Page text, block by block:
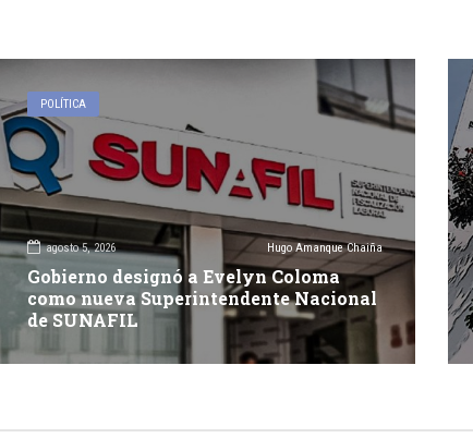
POLÍTICA
agosto 5, 2026 Hugo Amanque Chaiña
Gobierno designó a Evelyn Coloma
como nueva Superintendente Nacional
de SUNAFIL